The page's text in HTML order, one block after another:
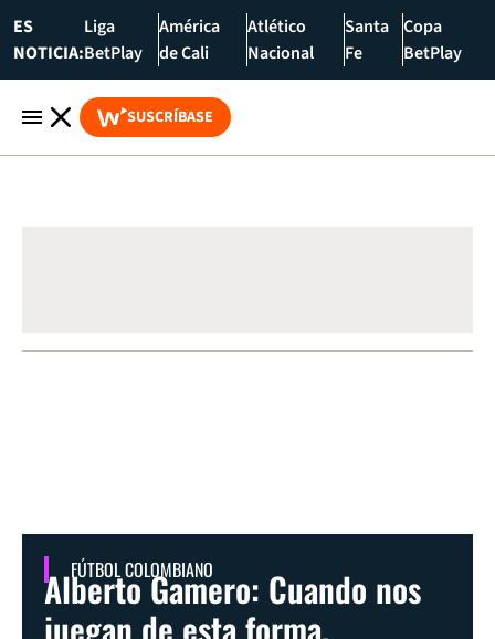
ES
NOTICIA:
Liga
BetPlay
América
de Cali
Atlético
Nacional
Santa
Fe
Copa
BetPlay
SUSCRÍBASE
FÚTBOL COLOMBIANO
Alberto Gamero: Cuando nos
juegan de esta forma,